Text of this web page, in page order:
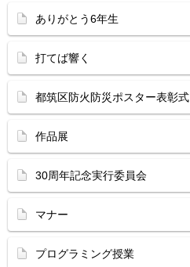
ありがとう6年生
打てば響く
都筑区防火防災ポスター表彰式
作品展
30周年記念実行委員会
マナー
プログラミング授業